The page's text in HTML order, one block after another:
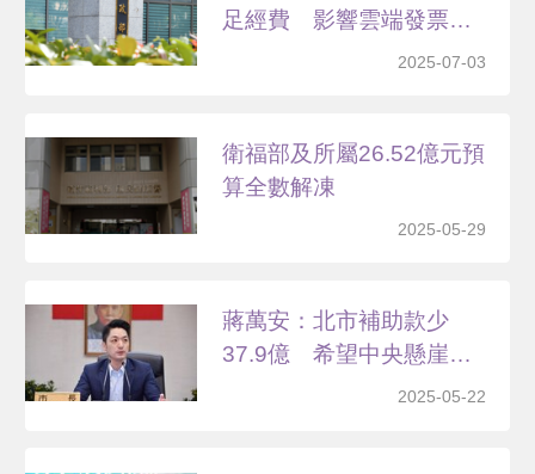
足經費 影響雲端發票獎
2025-07-03
衛福部及所屬26.52億元預
算全數解凍
2025-05-29
蔣萬安：北市補助款少
37.9億 希望中央懸崖
2025-05-22